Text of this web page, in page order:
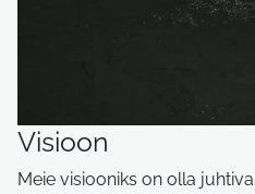
Visioon
Meie visiooniks on olla